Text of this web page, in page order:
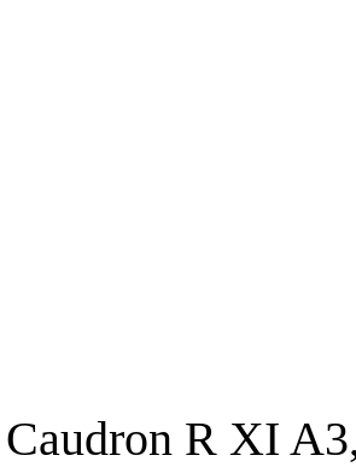
Caudron R XI